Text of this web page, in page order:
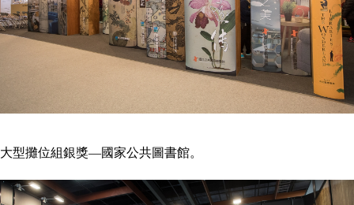
大型攤位組銀獎—國家公共圖書館。